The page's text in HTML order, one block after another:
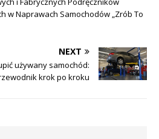
w Naprawach Samochodów „Zrób To
NEXT
używany samochód:
krok po kroku